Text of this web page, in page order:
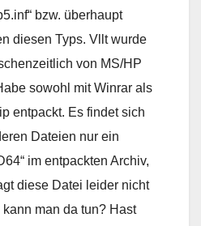
bzw. überhaupt
diesen Typs. Vllt wurde
von MS/HP
sowohl mit Winrar als
entpackt. Es findet sich
Dateien nur ein
im entpackten Archiv,
diese Datei leider nicht
kann man da tun? Hast